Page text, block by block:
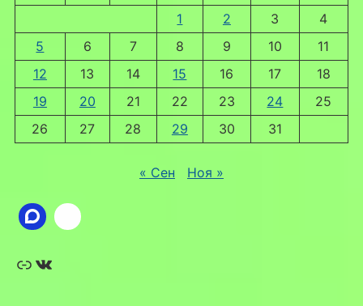
1
2 3
4
5
6 7 8 9 10
11
12
13 14 15 16 17
18
19
20 21 22 23 24
25
26
27 28 29 30 31
« Сен Ноя »
Ссылка